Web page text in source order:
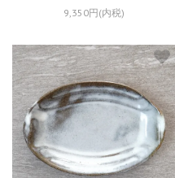
9,350円(内税)